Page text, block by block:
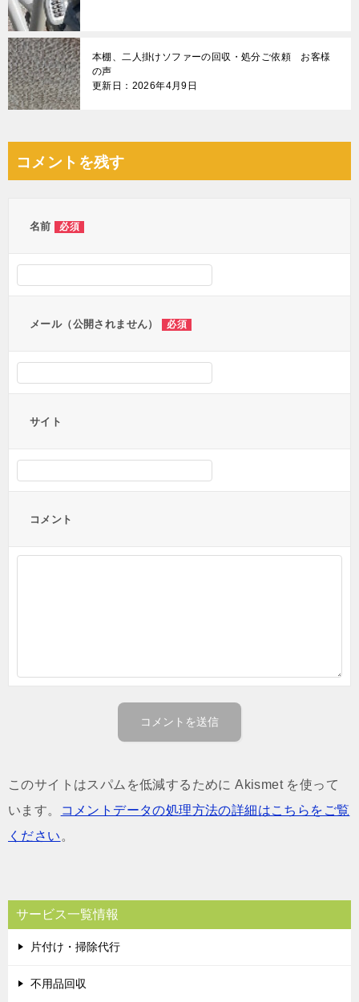
本棚、二人掛けソファーの回収・処分ご依頼 お客様
の声
更新日：2026年4月9日
コメントを残す
名前 必須
メール（公開されません） 必須
サイト
コメント
このサイトはスパムを低減するために Akismet を使って
います。
コメントデータの処理方法の詳細はこちらをご覧
ください 。
サービス一覧情報
片付け・掃除代行
不用品回収